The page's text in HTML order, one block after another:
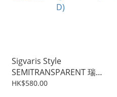
Sigvaris Style
SEMITRANSPARENT 瑞士
絲維亞醫療漸進式三個骨二
HK$580.00